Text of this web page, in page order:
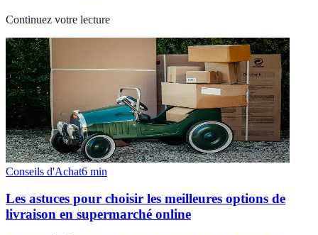
Continuez votre lecture
Conseils d'Achat6 min
Les astuces pour choisir les meilleures options de
livraison en supermarché online